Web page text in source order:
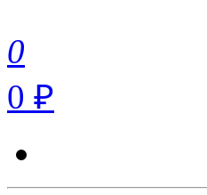
0
0 ₽